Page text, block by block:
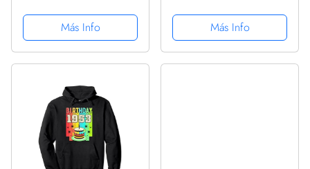
CapuchaMás Info
1953 Sudadera con
Capucha
Más Info